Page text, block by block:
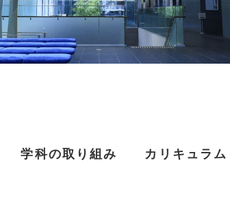
学科の取り組み カリキュラム